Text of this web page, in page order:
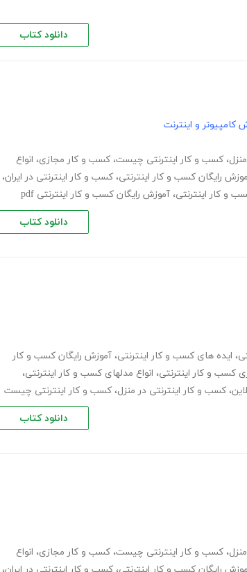
دانلود کتاب
و اینترنت
، کسب و کار اینترنتی چیست، کسب و کار مجازی، انواع
رایگان کسب و کار اینترنتی، کسب و کار اینترنتی در ایران،
و کار اینترنتی، آموزش رایگان کسب و کار اینترنتی pdf
دانلود کتاب
، ایده های کسب و کار اینترنتی، آموزش رایگان کسب و کار
کسب و کار اینترنتی، انواع مدلهای کسب و کار اینترنتی،
، کسب و کار اینترنتی در منزل، کسب و کار اینترنتی چیست
دانلود کتاب
، کسب و کار اینترنتی چیست، کسب و کار مجازی، انواع
رایگان کسب و کار اینترنتی، کسب و کار اینترنتی در ایران،